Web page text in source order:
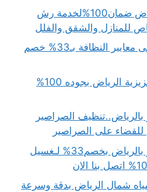
شركة رش مبيدات بالرياض ضمان100%لخدمة رش
شركة تنظيف بعفيف أعلى معايير النظافة بـ33% خصم
كشف تسربات المياه العزيزية الرياض بجوده 100%
الصراصير
شركة تنظيف بيوت شعر بالرياض بخصم33% لـغسيل
شمال الرياض بدقة وسرعة